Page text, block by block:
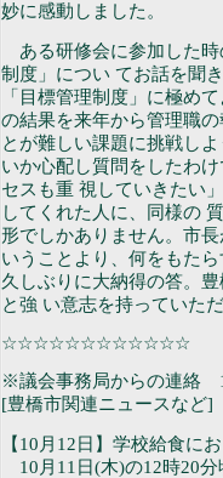
妙に感動しました。
ある研修会に参加した時
制度」につい てお話を聞
「目標管理制度」に極め
の結果を来年から管理職
とが難しい課題に挑戦し
いか心配し質問をしたわ
セスも重 視していきたい
してくれた人に、同様の
形でしかありません。市
いうことより、何をもた
久しぶりに大納得の答。
と強 い意志を持っていた
☆☆☆☆☆☆☆☆☆☆☆☆
※議会事務局からの連絡
[豊橋市関連ニュースなど]
【10月12日】学校給食に
10月11日(木)の12時20分